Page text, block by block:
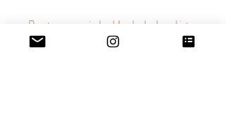
Passt super an jedes Handgelenk und ist
perfekt für jeden Zopf.